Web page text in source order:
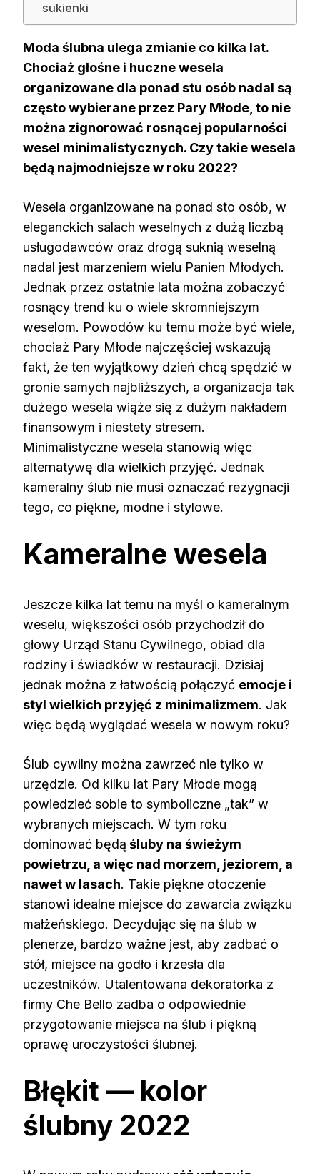
sukienki
Moda ślubna ulega zmianie co kilka lat.
Chociaż głośne i huczne wesela
organizowane dla ponad stu osób nadal są
często wybierane przez Pary Młode, to nie
można zignorować rosnącej popularności
wesel minimalistycznych. Czy takie wesela
będą najmodniejsze w roku 2022?
Wesela organizowane na ponad sto osób, w
eleganckich salach weselnych z dużą liczbą
usługodawców oraz drogą suknią weselną
nadal jest marzeniem wielu Panien Młodych.
Jednak przez ostatnie lata można zobaczyć
rosnący trend ku o wiele skromniejszym
weselom. Powodów ku temu może być wiele,
chociaż Pary Młode najczęściej wskazują
fakt, że ten wyjątkowy dzień chcą spędzić w
gronie samych najbliższych, a organizacja tak
dużego wesela wiąże się z dużym nakładem
finansowym i niestety stresem.
Minimalistyczne wesela stanowią więc
alternatywę dla wielkich przyjęć. Jednak
kameralny ślub nie musi oznaczać rezygnacji
tego, co piękne, modne i stylowe.
Kameralne wesela
Jeszcze kilka lat temu na myśl o kameralnym
weselu, większości osób przychodził do
głowy Urząd Stanu Cywilnego, obiad dla
rodziny i świadków w restauracji. Dzisiaj
jednak można z łatwością połączyć emocje i
styl wielkich przyjęć z minimalizmem. Jak
więc będą wyglądać wesela w nowym roku?
Ślub cywilny można zawrzeć nie tylko w
urzędzie. Od kilku lat Pary Młode mogą
powiedzieć sobie to symboliczne „tak” w
wybranych miejscach. W tym roku
dominować będą śluby na świeżym
powietrzu, a więc nad morzem, jeziorem, a
nawet w lasach. Takie piękne otoczenie
stanowi idealne miejsce do zawarcia związku
małżeńskiego. Decydując się na ślub w
plenerze, bardzo ważne jest, aby zadbać o
stół, miejsce na godło i krzesła dla
uczestników. Utalentowana dekoratorka z
firmy Che Bello zadba o odpowiednie
przygotowanie miejsca na ślub i piękną
oprawę uroczystości ślubnej.
Błękit — kolor
ślubny 2022